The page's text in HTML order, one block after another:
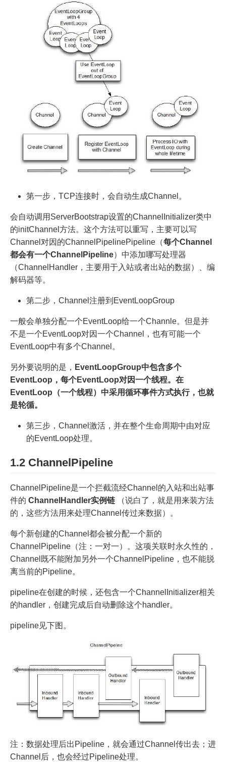
第一步，TCP连接时，会自动生成Channel。
会自动调用ServerBootstrap设置的ChannelInitializer类中
的initChannel方法。这个方法可以重写，主要可以写
Channel对因的ChannelPipelinePipeline（每个Channel
都会有一个ChannelPipeline）中添加哪写处理器
（ChannelHandler，主要用于入站或者出站的数据）、编
解码器等。
第二步，Channel注册到EventLoopGroup
一般会单独分配一个EventLoop给一个Channle。但是并
不是一个EventLoop对因一个Channel，也有可能一个
EventLoop中有多个Channel。
另外要说明的是， EventLoopGroup中包含多个
EventLoop，每个EventLoop对因一个线程。在
EventLoop（一个线程）中采用循环事件方式执行，也就
是轮循。
第三步，Channel激活，并在整个生命周期中由对应
的EventLoop处理。
1.2 ChannelPipeline
ChannelPipeline是一个拦截流经Channel的入站和出站事
件的 ChannelHandler实例链 （说白了，就是用来装方法
的，这些方法用来处理Channel传过来数据）。
每个新创建的Channel都会被分配一个新的
ChannelPipeline（注：一对一）。这项关联时永久性的，
Channel既不能附加另外一个ChannelPipeline，也不能脱
离当前的Pipeline。
pipeline在创建的时候，还包含一个ChannelInitializer相关
的handler，创建完成后自动删除这个handler。
pipeline见下图。
注：数据处理后出Pipeline，就会通过Channel传出去；进
Channel后，也会经过Pipeline处理。